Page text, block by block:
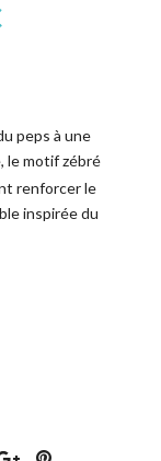
peps à une
le motif zébré
renforcer le
inspirée du